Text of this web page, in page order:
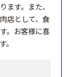
ます。また、
店として、食
。お客様に喜
。